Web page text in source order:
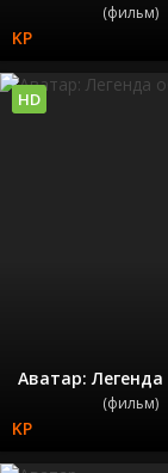
(фильм)
Аватар: Легенда
(фильм)
HD